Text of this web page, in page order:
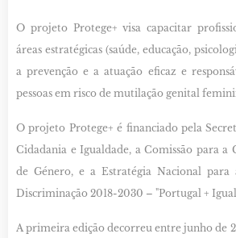
O projeto Protege+ visa capacitar
áreas estratégicas (saúde, educação,
a prevenção e a atuação eficaz e
pessoas em risco de mutilação genital
O projeto Protege+ é financiado pela
Cidadania e Igualdade, a Comissão para a
de Género, e a Estratégia Nacional
Discriminação 2018-2030 – "Portugal +
A primeira edição decorreu entre junho de